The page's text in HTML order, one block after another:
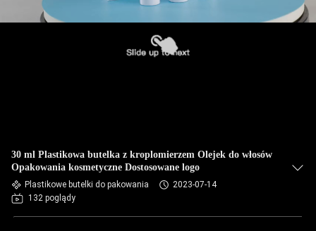
30 ml Plastikowa butelka z kroplomierzem Olejek do włosów
Opakowania kosmetyczne Dostosowane logo
Plastikowe butelki do pakowania
2023-07-14
132 poglądy